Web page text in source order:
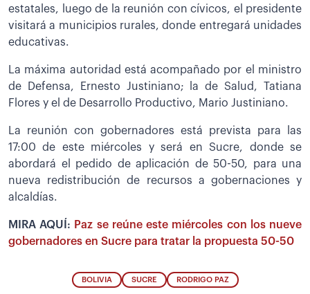
estatales, luego de la reunión con cívicos, el presidente
visitará a municipios rurales, donde entregará unidades
educativas.
La máxima autoridad está acompañado por el ministro
de Defensa, Ernesto Justiniano; la de Salud, Tatiana
Flores y el de Desarrollo Productivo, Mario Justiniano.
La reunión con gobernadores está prevista para las
17:00 de este miércoles y será en Sucre, donde se
abordará el pedido de aplicación de 50-50, para una
nueva redistribución de recursos a gobernaciones y
alcaldías.
MIRA AQUÍ: Paz se reúne este miércoles con los nueve
gobernadores en Sucre para tratar la propuesta 50-50
BOLIVIA SUCRE RODRIGO PAZ